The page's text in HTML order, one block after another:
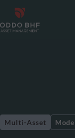
Multi-Asset